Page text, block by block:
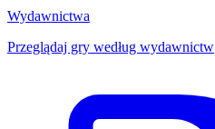
Wydawnictwa
Przeglądaj gry według wydawnictw